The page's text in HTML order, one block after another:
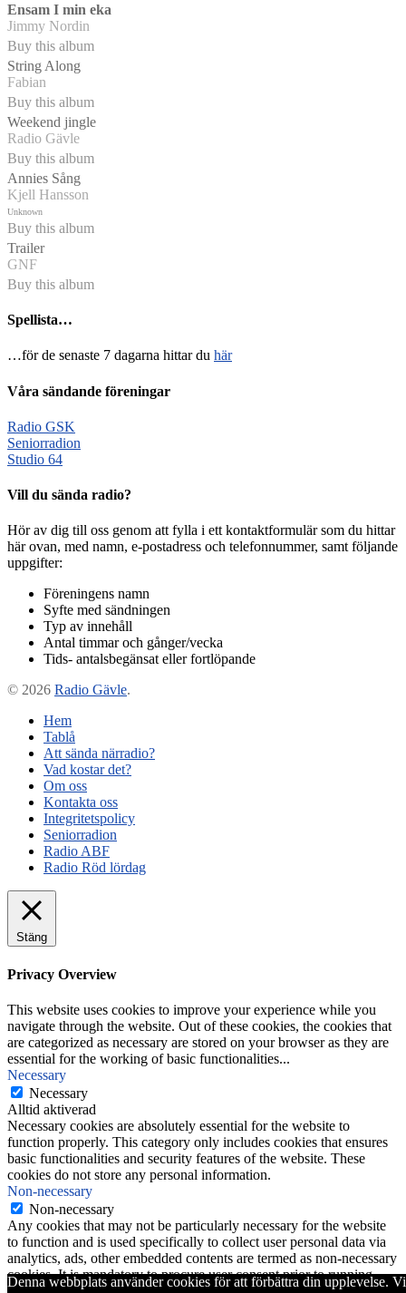
Ensam I min eka
Jimmy Nordin
Buy this album
String Along
Fabian
Buy this album
Weekend jingle
Radio Gävle
Buy this album
Annies Sång
Kjell Hansson
Unknown
Buy this album
Trailer
GNF
Buy this album
Spellista…
…för de senaste 7 dagarna hittar du här
Våra sändande föreningar
Radio GSK
Seniorradion
Studio 64
Vill du sända radio?
Hör av dig till oss genom att fylla i ett kontaktformulär som du hittar
här ovan, med namn, e-postadress och telefonnummer, samt följande
uppgifter:
Föreningens namn
Syfte med sändningen
Typ av innehåll
Antal timmar och gånger/vecka
Tids- antalsbegänsat eller fortlöpande
© 2026 Radio Gävle.
Hem
Tablå
Att sända närradio?
Vad kostar det?
Om oss
Kontakta oss
Integritetspolicy
Seniorradion
Radio ABF
Radio Röd lördag
Denna webbplats använder cookies för att förbättra din upplevelse. Vi
Stäng
Privacy Overview
This website uses cookies to improve your experience while you
navigate through the website. Out of these cookies, the cookies that
are categorized as necessary are stored on your browser as they are
essential for the working of basic functionalities...
Necessary
Necessary
Alltid aktiverad
Necessary cookies are absolutely essential for the website to
function properly. This category only includes cookies that ensures
basic functionalities and security features of the website. These
cookies do not store any personal information.
Non-necessary
Non-necessary
Any cookies that may not be particularly necessary for the website
to function and is used specifically to collect user personal data via
analytics, ads, other embedded contents are termed as non-necessary
cookies. It is mandatory to procure user consent prior to running